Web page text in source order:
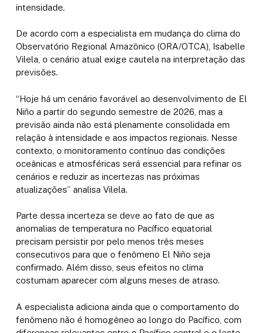
intensidade.
De acordo com a especialista em mudança do clima do
Observatório Regional Amazônico (ORA/OTCA), Isabelle
Vilela, o cenário atual exige cautela na interpretação das
previsões.
“Hoje há um cenário favorável ao desenvolvimento de El
Niño a partir do segundo semestre de 2026, mas a
previsão ainda não está plenamente consolidada em
relação à intensidade e aos impactos regionais. Nesse
contexto, o monitoramento contínuo das condições
oceânicas e atmosféricas será essencial para refinar os
cenários e reduzir as incertezas nas próximas
atualizações” analisa Vilela.
Parte dessa incerteza se deve ao fato de que as
anomalias de temperatura no Pacífico equatorial
precisam persistir por pelo menos três meses
consecutivos para que o fenômeno El Niño seja
confirmado. Além disso, seus efeitos no clima
costumam aparecer com alguns meses de atraso.
A especialista adiciona ainda que o comportamento do
fenômeno não é homogêneo ao longo do Pacífico, com